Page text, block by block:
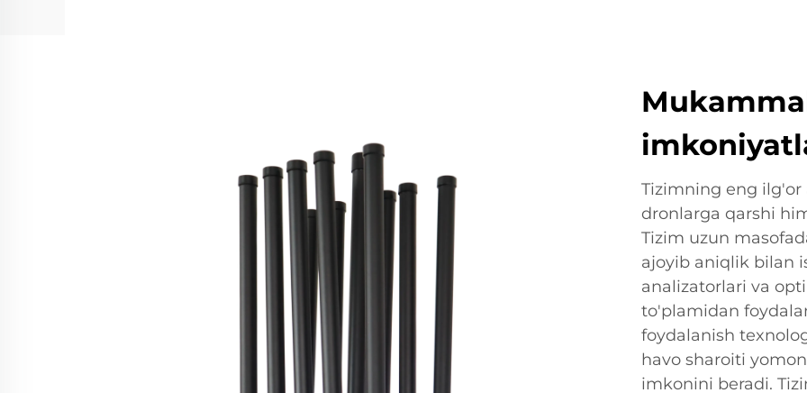
Tizimning eng
dronlarga qarshi
Tizim uzun
ajoyib aniqlik bilan
analizatorlari va
to'plamidan
foydalanish
havo sharoiti
imkonini beradi.